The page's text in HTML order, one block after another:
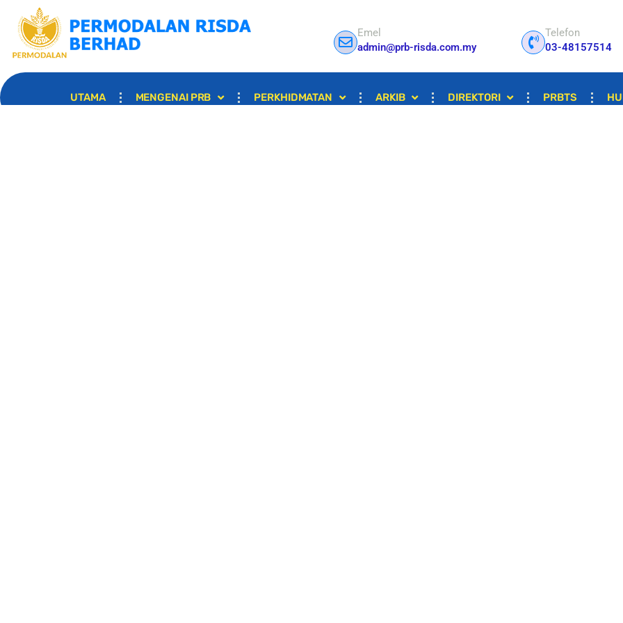
Emel
admin@prb-risda.com.my
Telefon
03-48157514
UTAMA MENGENAI PRB PERKHIDMATAN ARKIB DIREKTORI PRBTS